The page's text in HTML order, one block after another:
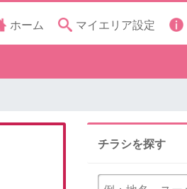
ホーム マイエリア設定
チラシを探す